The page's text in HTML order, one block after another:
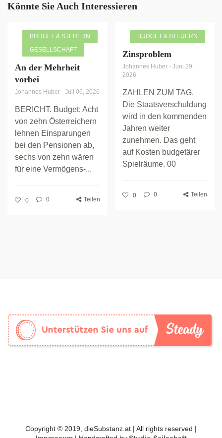
Könnte Sie Auch Interessieren
BUDGET & STEUERN
GESELLSCHAFT
An der Mehrheit
vorbei
Johannes Huber - Juli 06, 2026
BERICHT. Budget: Acht
von zehn Österreichern
lehnen Einsparungen
bei den Pensionen ab,
sechs von zehn wären
für eine Vermögens-...
0 0 Teilen
BUDGET & STEUERN
Zinsproblem
Johannes Huber - Juni 29,
2026
ZAHLEN ZUM TAG.
Die Staatsverschuldung
wird in den kommenden
Jahren weiter
zunehmen. Das geht
auf Kosten budgetärer
Spielräume. 00
0 0 Teilen
Copyright © 2019, dieSubstanz.at | All rights reserved |